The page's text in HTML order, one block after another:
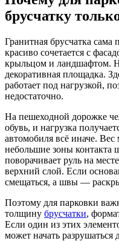
брусчатку
Гранитная брусчатка
красиво сочетается с
крыльцом и ландшафтом.
декоративная площадка.
работает под нагрузкой,
недостаточно.
На пешеходной дорожке
обувь, и нагрузка
автомобиля всё иначе.
небольшие зоны контакта
поворачивает руль на
верхний слой. Если
смещаться, а швы —
Поэтому для парковки
толщину брусчатки,
Если один из этих
может начать